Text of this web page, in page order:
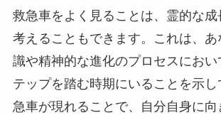
救急車をよく見ることは、霊的な成
考えることもできます。これは、
識や精神的な進化のプロセスにおい
テップを踏む時期にいることを示
急車が現れることで、自分自身に向